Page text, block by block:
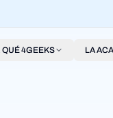
QUÉ 4GEEKS LA